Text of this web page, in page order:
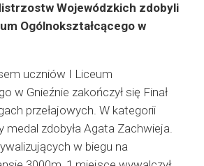
Wojewódzkich zdobyli
Ogólnokształcącego w
uczniów I Liceum
w Gnieźnie zakończył się Finał
przełajowych. W kategorii
medal zdobyła Agata Zachwieja.
w biegu na